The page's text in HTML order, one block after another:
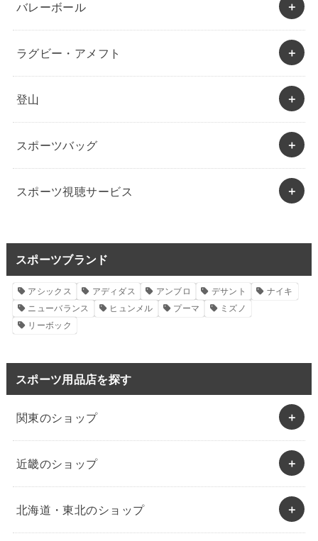
バレーボール
ラグビー・アメフト
登山
スポーツバッグ
スポーツ視聴サービス
スポーツブランド
アシックス アディダス アンブロ デサント
ナイキ
ニューバランス
ヒュンメル プーマ
ミズノ
リーボック
スポーツ用品店を探す
関東のショップ
近畿のショップ
北海道・東北のショップ